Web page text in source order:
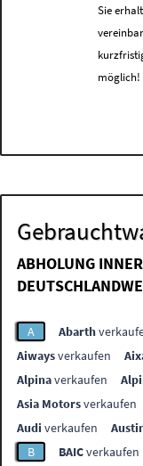
Sie
möglich!
ABHOLUNG
A Abarth
Aiwaysverkaufen
Alpinaverkaufen
Asia Motorsverkaufen
Audi verkaufen
B
BAICverkaufen